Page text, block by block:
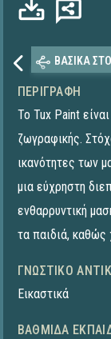
ΒΑΣΙΚΑ
ΠΕΡΙΓΡΑΦΉ
Το Tux Paint
ζωγραφικής.
ικανότητες των
μια εύχρηστη
ενθαρρυντική
τα παιδιά, καθώς
ΓΝΩΣΤΙΚΌ
Εικαστικά
ΒΑΘΜΊΔΑ